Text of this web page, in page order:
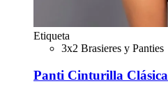
Etiqueta
3x2 Brasieres y Panties
Panti Cinturilla Clásica